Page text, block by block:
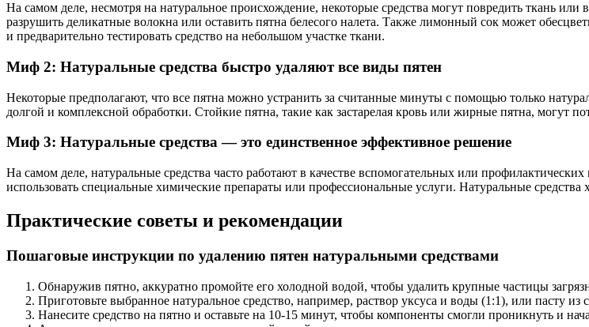
На самом деле, несмотря на натуральное происхождение, некоторые средства могут повредить ткань
разрушить деликатные волокна или оставить пятна белесого налета. Также лимонный сок может
и предварительно тестировать средство на небольшом участке ткани.
Миф 2: Натуральные средства быстро удаляют все виды пятен
Некоторые предполагают, что все пятна можно устранить за считанные минуты с помощью только
долгой и комплексной обработки. Стойкие пятна, такие как застарелая кровь или жирные пятна, могут
Миф 3: Натуральные средства — это единственное эффективное решение
На самом деле, натуральные средства часто работают в качестве вспомогательных или
использовать специальные химические препараты или профессиональные услуги. Натуральные
Практические советы и рекомендации
Пошаговые инструкции по удалению пятен натуральными средствами
Обнаружив пятно, аккуратно промойте его холодной водой, чтобы удалить крупные частицы
Приготовьте выбранное натуральное средство, например, раствор уксуса и воды (1:1), или пасту из
Нанесите средство на пятно и оставьте на 10-15 минут, чтобы компоненты смогли проникнуть и